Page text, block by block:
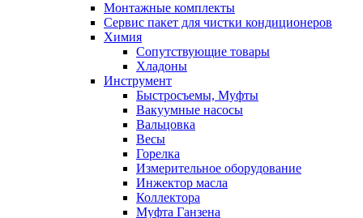
Монтажные комплекты
Сервис пакет для чистки кондиционеров
Химия
Сопутствующие товары
Хладоны
Инструмент
Быстросъемы, Муфты
Вакуумные насосы
Вальцовка
Весы
Горелка
Измерительное оборудование
Инжектор масла
Коллектора
Муфта Ганзена